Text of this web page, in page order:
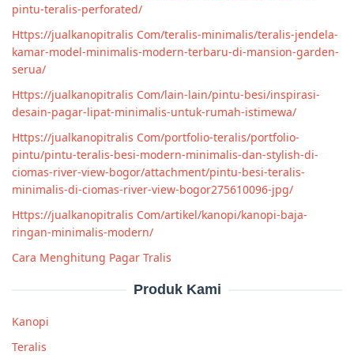
pintu-teralis-perforated/
Https://jualkanopitralis Com/teralis-minimalis/teralis-jendela-
kamar-model-minimalis-modern-terbaru-di-mansion-garden-
serua/
Https://jualkanopitralis Com/lain-lain/pintu-besi/inspirasi-
desain-pagar-lipat-minimalis-untuk-rumah-istimewa/
Https://jualkanopitralis Com/portfolio-teralis/portfolio-
pintu/pintu-teralis-besi-modern-minimalis-dan-stylish-di-
ciomas-river-view-bogor/attachment/pintu-besi-teralis-
minimalis-di-ciomas-river-view-bogor275610096-jpg/
Https://jualkanopitralis Com/artikel/kanopi/kanopi-baja-
ringan-minimalis-modern/
Cara Menghitung Pagar Tralis
Produk Kami
Kanopi
Teralis